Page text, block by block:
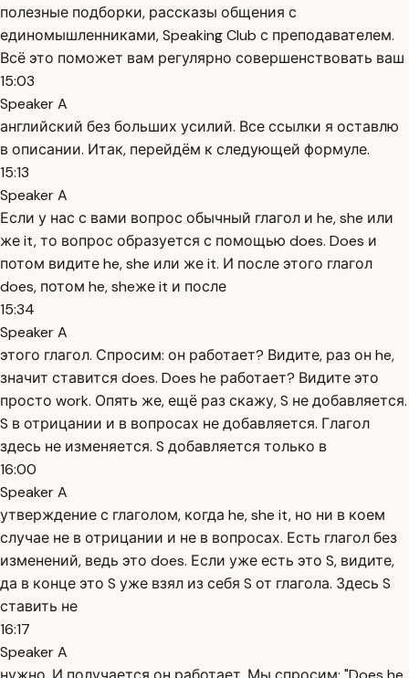
полезные подборки, рассказы общения с
единомышленниками, Speaking Club с преподавателем.
Всё это поможет вам регулярно совершенствовать ваш
15:03
Speaker A
английский без больших усилий. Все ссылки я оставлю
в описании. Итак, перейдём к следующей формуле.
15:13
Speaker A
Если у нас с вами вопрос обычный глагол и he, she или
же it, то вопрос образуется с помощью does. Does и
потом видите he, she или же it. И после этого глагол
does, потом he, sheже it и после
15:34
Speaker A
этого глагол. Спросим: он работает? Видите, раз он he,
значит ставится does. Does he работает? Видите это
просто work. Опять же, ещё раз скажу, S не добавляется.
S в отрицании и в вопросах не добавляется. Глагол
здесь не изменяется. S добавляется только в
16:00
Speaker A
утверждение с глаголом, когда he, she it, но ни в коем
случае не в отрицании и не в вопросах. Есть глагол без
изменений, ведь это does. Если уже есть это S, видите,
да в конце это S уже взял из себя S от глагола. Здесь S
ставить не
16:17
Speaker A